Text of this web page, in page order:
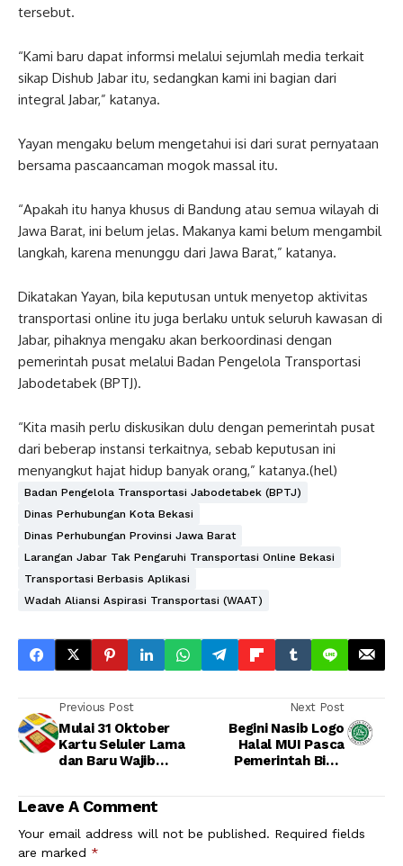
tersebut.
“Kami baru dapat informsi melalui sejumlah media terkait
sikap Dishub Jabar itu, sedangkan kami ini bagian dari
integral Jabar,” katanya.
Yayan mengaku belum mengetahui isi dari surat pernyataan
bersama pascaancaman mogok massal itu.
“Apakah itu hanya khusus di Bandung atau semua wilayah di
Jawa Barat, ini belum jelas. Makanya kami belum mengambil
langkah, karena menunggu dari Jawa Barat,” katanya.
Dikatakan Yayan, bila keputusan untuk menyetop aktivitas
transportasi online itu juga berlaku untuk seluruh kawasan di
Jabar, pihaknya mengaku akan berkoordinasi dengan
pemerintah pusat melalui Badan Pengelola Transportasi
Jabodetabek (BPTJ).
“Kita masih perlu diskusikan dulu dengan pemerintah pusat
dari beberap instansi terkaitnya, sebab keputusan ini
menyangkut hajat hidup banyak orang,” katanya.(hel)
Badan Pengelola Transportasi Jabodetabek (BPTJ)
Dinas Perhubungan Kota Bekasi
Dinas Perhubungan Provinsi Jawa Barat
Larangan Jabar Tak Pengaruhi Transportasi Online Bekasi
Transportasi Berbasis Aplikasi
Wadah Aliansi Aspirasi Transportasi (WAAT)
Previous Post
Mulai 31 Oktober
Kartu Seluler Lama
dan Baru Wajib
Next Post
Begini Nasib Logo
Halal MUI Pasca
Pemerintah Bikin
Leave A Comment
Your email address will not be published. Required fields
are marked *